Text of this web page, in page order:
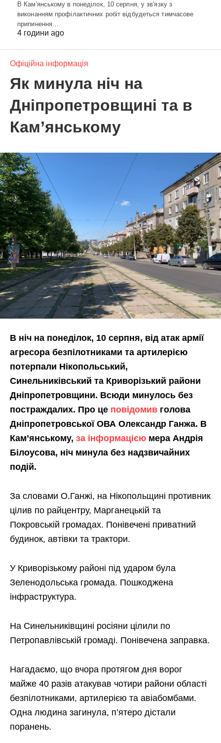
В Кам'янському в понеділок, 10 серпня, у зв'язку з
виконанням профілактичних робіт відбудеться тимчасове
припинення…
4 години ago